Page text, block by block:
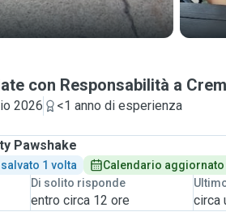
con Responsabilità a
2026
<1 anno di esperienza
Pawshake
salvato 1 volta
Calendario
Di solito risponde
entro circa 12 ore circa